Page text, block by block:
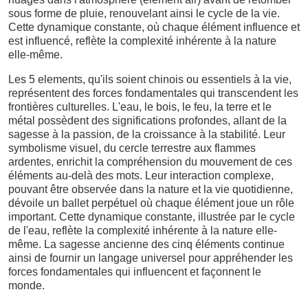
sous forme de pluie, renouvelant ainsi le cycle de la vie.
Cette dynamique constante, où chaque élément influence et
est influencé, reflète la complexité inhérente à la nature
elle-même.
Les 5 elements, qu'ils soient chinois ou essentiels à la vie,
représentent des forces fondamentales qui transcendent les
frontières culturelles. L'eau, le bois, le feu, la terre et le
métal possèdent des significations profondes, allant de la
sagesse à la passion, de la croissance à la stabilité. Leur
symbolisme visuel, du cercle terrestre aux flammes
ardentes, enrichit la compréhension du mouvement de ces
éléments au-delà des mots. Leur interaction complexe,
pouvant être observée dans la nature et la vie quotidienne,
dévoile un ballet perpétuel où chaque élément joue un rôle
important. Cette dynamique constante, illustrée par le cycle
de l'eau, reflète la complexité inhérente à la nature elle-
même. La sagesse ancienne des cinq éléments continue
ainsi de fournir un langage universel pour appréhender les
forces fondamentales qui influencent et façonnent le
monde.